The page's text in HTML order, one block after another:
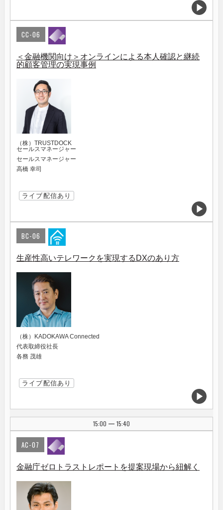
CC-06
＜金融機関向け＞オンラインによる本人確認と継続
的顧客管理の実現事例
（株）TRUSTDOCK
セールスマネージャー
セールスマネージャー
高橋 幸司
ライブ配信あり
BC-06
生産性高いテレワークを実現するDXのあり方
（株）KADOKAWA Connected
代表取締役社長
各務 茂雄
ライブ配信あり
15:00 | 15:40
AC-07
金融庁ゼロトラストレポートを提案現場から紐解く